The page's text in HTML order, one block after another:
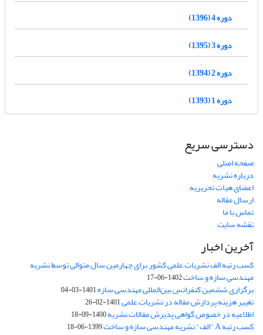
دوره 4 (1396)
دوره 3 (1395)
دوره 2 (1394)
دوره 1 (1393)
دسترسی سریع
صفحه اصلی
درباره نشریه
اعضای هیات تحریریه
ارسال مقاله
تماس با ما
نقشه سایت
آخرین اخبار
کسب رتبه الف نشریات علمی کشور برای چهارمین سال متوالی توسط نشریه
مهندسی سازه و ساخت1402-06-17
برگزاری ششمین کنفرانس بین‌المللی مهندسی سازه1401-03-04
تغییر هزینه پردازش مقاله در نشریات علمی1401-02-26
اطلاعیه در خصوص گواهی پذیرش مقالات نشریه1400-09-18
کسب رتبه A "الف" نشریه مهندسی سازه و ساخت 1399-06-18